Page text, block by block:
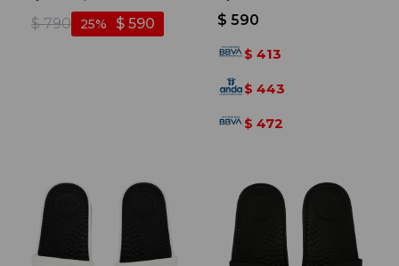
2023 - Negro-negro
$ 790 $ 590
25
- Marino - Marino
$ 590
$ 413
$ 443
$ 472